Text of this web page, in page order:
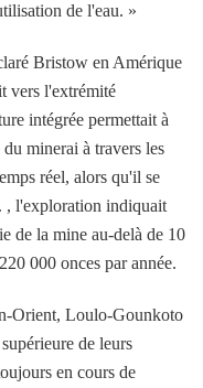
de l'eau. »
Bristow en Amérique
vers l'extrémité
intégrée permettait à
minerai à travers les
réel, alors qu'il se
, l'exploration indiquait
de la mine au-delà de 10
000 onces par année.
Orient, Loulo-Gounkoto
de leurs
en cours de